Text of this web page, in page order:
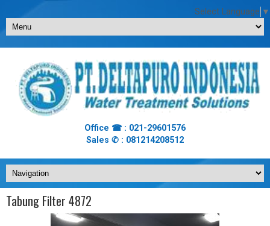
Select Language ▼
Office ☎ : 021-29601576
Sales ✆ : 081214208512
Tabung Filter 4872